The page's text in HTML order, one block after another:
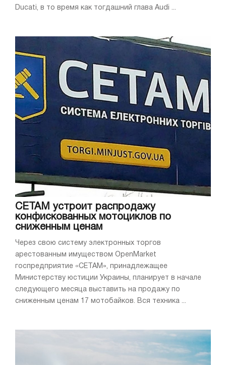
Ducati, в то время как тогдашний глава Audi ...
СЕТАМ устроит распродажу
конфискованных мотоциклов по
сниженным ценам
Через свою систему электронных торгов
арестованным имуществом OpenMarket
госпредприятие «СЕТАМ», принадлежащее
Министерству юстиции Украины, планирует в начале
следующего месяца выставить на продажу по
сниженным ценам 17 мотобайков. Вся техника ...